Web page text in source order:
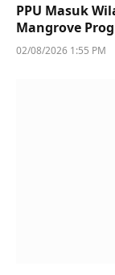
PPU Masuk
Mangrove
02/08/2026 1:55 PM